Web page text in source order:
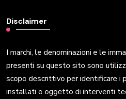
Disclaimer
I marchi, le denominazioni e le
presenti su questo sito sono
scopo descrittivo per identificare
installati o oggetto di interventi